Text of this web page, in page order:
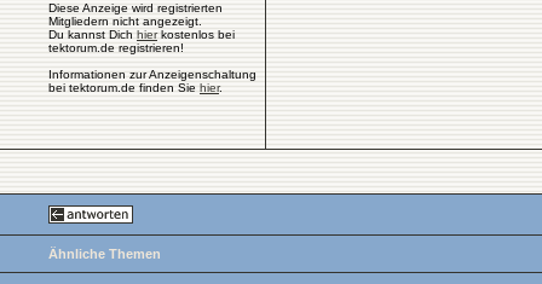
Diese Anzeige wird registrierten
Mitgliedern nicht angezeigt.
Du kannst Dich hierkostenlos bei
tektorum.de registrieren!
Informationen zur Anzeigenschaltung
bei tektorum.de finden Sie hier.
Ähnliche Themen